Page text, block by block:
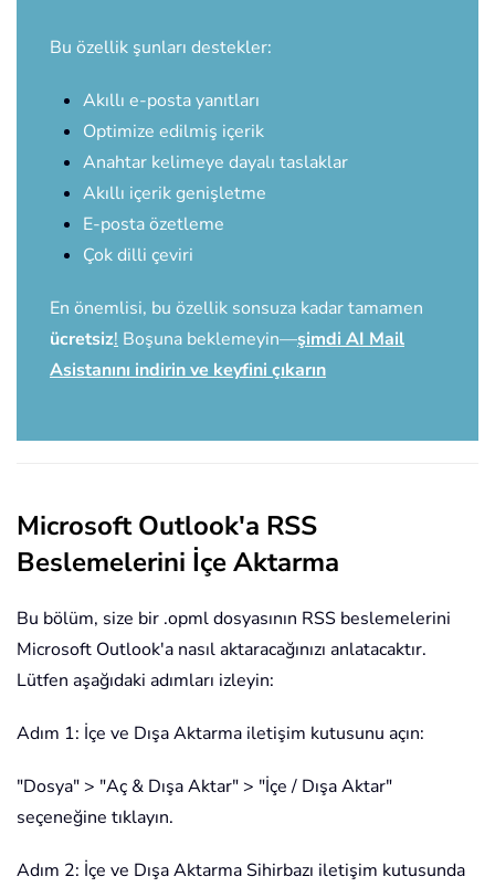
Bu özellik şunları destekler:
Akıllı e-posta yanıtları
Optimize edilmiş içerik
Anahtar kelimeye dayalı taslaklar
Akıllı içerik genişletme
E-posta özetleme
Çok dilli çeviri
En önemlisi, bu özellik sonsuza kadar tamamen
ücretsiz! Boşuna beklemeyin—şimdi AI Mail
Asistanını indirin ve keyfini çıkarın
Microsoft Outlook'a RSS
Beslemelerini İçe Aktarma
Bu bölüm, size bir .opml dosyasının RSS beslemelerini
Microsoft Outlook'a nasıl aktaracağınızı anlatacaktır.
Lütfen aşağıdaki adımları izleyin:
Adım 1: İçe ve Dışa Aktarma iletişim kutusunu açın:
"Dosya" > "Aç & Dışa Aktar" > "İçe / Dışa Aktar"
seçeneğine tıklayın.
Adım 2: İçe ve Dışa Aktarma Sihirbazı iletişim kutusunda